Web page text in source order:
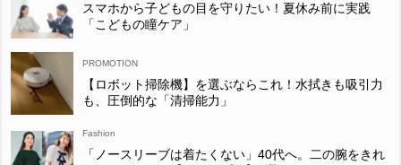
スマホから子どもの目を守りたい！夏休み前に実践
「こどもの瞳ケア」
【ロボット掃除機】を選ぶならこれ！水拭きも吸引力
も、圧倒的な「清掃能力」
Fashion
「ノースリーブは着たくない」40代へ。二の腕をきれ